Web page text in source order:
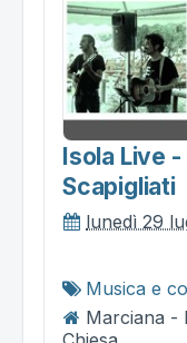
Isola Live -
Scapigliati
lunedì 29
Musica e
Marciana -